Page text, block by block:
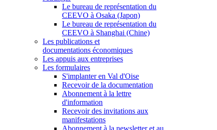
Le bureau de représentation du
CEEVO à Osaka (Japon)
Le bureau de représentation du
CEEVO à Shanghai (Chine)
Les publications et
documentations économiques
Les appuis aux entreprises
Les formulaires
S'implanter en Val d'Oise
Recevoir de la documentation
Abonnement à la lettre
d'information
Recevoir des invitations aux
manifestations
Abonnement à la newsletter et au